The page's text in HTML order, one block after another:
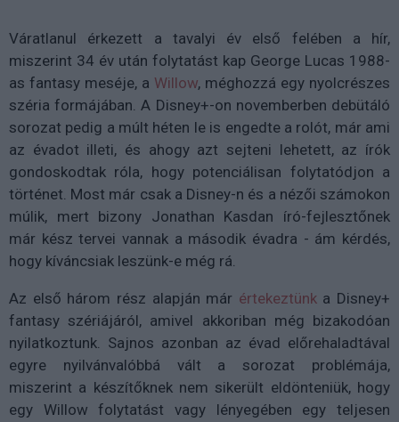
Váratlanul érkezett a tavalyi év első felében a hír,
miszerint 34 év után folytatást kap George Lucas 1988-
as fantasy meséje, a Willow, méghozzá egy nyolcrészes
széria formájában. A Disney+-on novemberben debütáló
sorozat pedig a múlt héten le is engedte a rolót, már ami
az évadot illeti, és ahogy azt sejteni lehetett, az írók
gondoskodtak róla, hogy potenciálisan folytatódjon a
történet. Most már csak a Disney-n és a nézői számokon
múlik, mert bizony Jonathan Kasdan író-fejlesztőnek
már kész tervei vannak a második évadra - ám kérdés,
hogy kíváncsiak leszünk-e még rá.
Az első három rész alapján már értekeztünka Disney+
fantasy szériájáról, amivel akkoriban még bizakodóan
nyilatkoztunk. Sajnos azonban az évad előrehaladtával
egyre nyilvánvalóbbá vált a sorozat problémája,
miszerint a készítőknek nem sikerült eldönteniük, hogy
egy Willow folytatást vagy lényegében egy teljesen